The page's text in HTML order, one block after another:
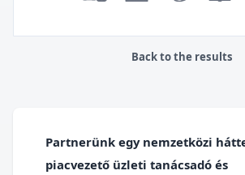
Back to the results
Partnerünk egy nemzetközi
piacvezető üzleti tanácsadó és